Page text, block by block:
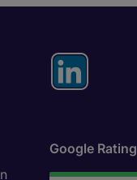
Google Rating